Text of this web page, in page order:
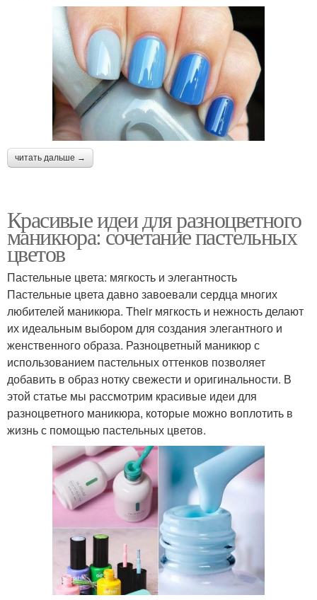
читать дальше →
Красивые идеи для разноцветного
маникюра: сочетание пастельных
цветов
Пастельные цвета: мягкость и элегантность
Пастельные цвета давно завоевали сердца многих
любителей маникюра. Their мягкость и нежность делают
их идеальным выбором для создания элегантного и
женственного образа. Разноцветный маникюр с
использованием пастельных оттенков позволяет
добавить в образ нотку свежести и оригинальности. В
этой статье мы рассмотрим красивые идеи для
разноцветного маникюра, которые можно воплотить в
жизнь с помощью пастельных цветов.